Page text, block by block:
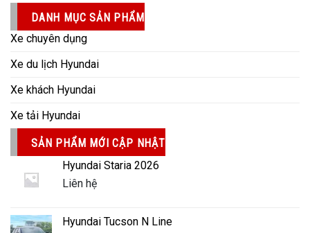
DANH MỤC SẢN PHẨM
Xe chuyên dụng
Xe du lịch Hyundai
Xe khách Hyundai
Xe tải Hyundai
SẢN PHẨM MỚI CẬP NHẬT
Hyundai Staria 2026
Liên hệ
Hyundai Tucson N Line